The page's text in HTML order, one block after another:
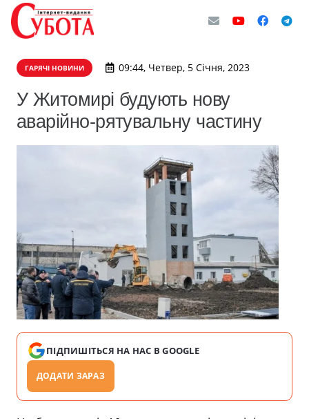
ГАРЯЧІ НОВИНИ 09:44, Четвер, 5 Січня, 2023
У Житомирі будують нову
аварійно-рятувальну частину
ПІДПИШІТЬСЯ НА НАС В GOOGLE
ДОДАТИ ЗАРАЗ